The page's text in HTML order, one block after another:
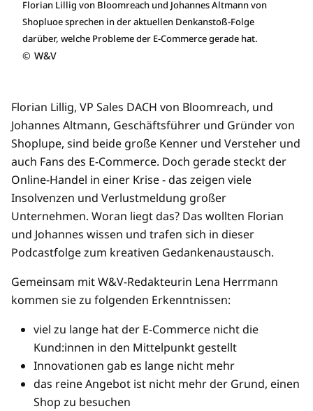
Florian Lillig von Bloomreach und Johannes Altmann von
Shopluoe sprechen in der aktuellen Denkanstoß-Folge
darüber, welche Probleme der E-Commerce gerade hat.
© W&V
Florian Lillig, VP Sales DACH von Bloomreach, und
Johannes Altmann, Geschäftsführer und Gründer von
Shoplupe, sind beide große Kenner und Versteher und
auch Fans des E-Commerce. Doch gerade steckt der
Online-Handel in einer Krise - das zeigen viele
Insolvenzen und Verlustmeldung großer
Unternehmen. Woran liegt das? Das wollten Florian
und Johannes wissen und trafen sich in dieser
Podcastfolge zum kreativen Gedankenaustausch.
Gemeinsam mit W&V-Redakteurin Lena Herrmann
kommen sie zu folgenden Erkenntnissen:
viel zu lange hat der E-Commerce nicht die
Kund:innen in den Mittelpunkt gestellt
Innovationen gab es lange nicht mehr
das reine Angebot ist nicht mehr der Grund, einen
Shop zu besuchen